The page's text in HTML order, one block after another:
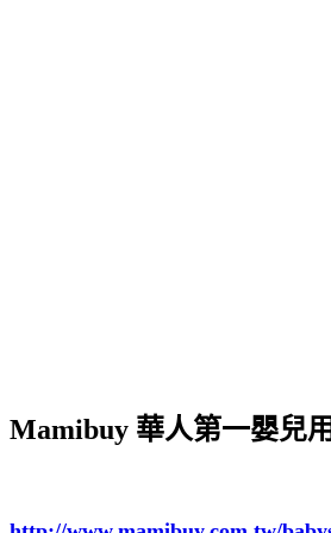
Mamibuy 華人第一嬰兒